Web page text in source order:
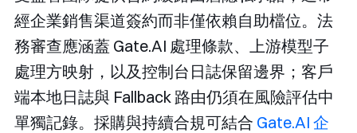
經企業銷售渠道簽約而非僅依賴自助檔位。法
務審查應涵蓋 Gate.AI 處理條款、上游模型子
處理方映射，以及控制台日誌保留邊界；客戶
端本地日誌與 Fallback 路由仍須在風險評估中
單獨記錄。採購與持續合規可結合 Gate.AI 企